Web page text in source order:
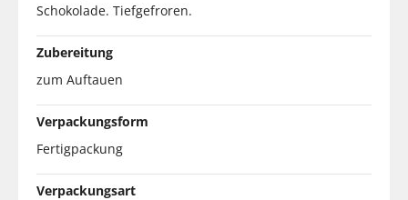
Schokolade. Tiefgefroren.
Zubereitung
zum Auftauen
Verpackungsform
Fertigpackung
Verpackungsart